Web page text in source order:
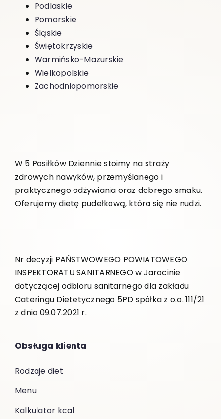
Podlaskie
Pomorskie
Śląskie
Świętokrzyskie
Warmińsko-Mazurskie
Wielkopolskie
Zachodniopomorskie
W 5 Posiłków Dziennie stoimy na straży
zdrowych nawyków, przemyślanego i
praktycznego odżywiania oraz dobrego smaku.
Oferujemy dietę pudełkową, która się nie nudzi.
Nr decyzji PAŃSTWOWEGO POWIATOWEGO
INSPEKTORATU SANITARNEGO w Jarocinie
dotyczącej odbioru sanitarnego dla zakładu
Cateringu Dietetycznego 5PD spółka z o.o. 111/21
z dnia 09.07.2021 r.
Obsługa klienta
Rodzaje diet
Menu
Kalkulator kcal